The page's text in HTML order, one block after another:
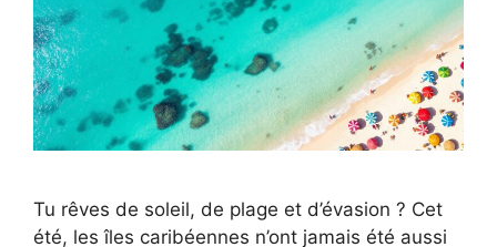
Tu rêves de soleil, de plage et d’évasion ? Cet
été, les îles caribéennes n’ont jamais été aussi